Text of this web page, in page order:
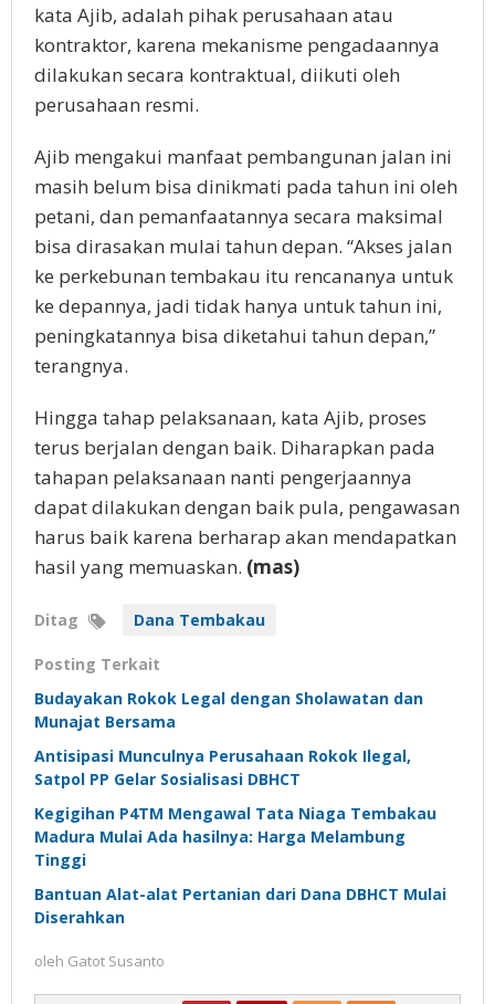
kata Ajib, adalah pihak perusahaan atau
kontraktor, karena mekanisme pengadaannya
dilakukan secara kontraktual, diikuti oleh
perusahaan resmi.
Ajib mengakui manfaat pembangunan jalan ini
masih belum bisa dinikmati pada tahun ini oleh
petani, dan pemanfaatannya secara maksimal
bisa dirasakan mulai tahun depan. “Akses jalan
ke perkebunan tembakau itu rencananya untuk
ke depannya, jadi tidak hanya untuk tahun ini,
peningkatannya bisa diketahui tahun depan,”
terangnya.
Hingga tahap pelaksanaan, kata Ajib, proses
terus berjalan dengan baik. Diharapkan pada
tahapan pelaksanaan nanti pengerjaannya
dapat dilakukan dengan baik pula, pengawasan
harus baik karena berharap akan mendapatkan
hasil yang memuaskan. (mas)
Ditag Dana Tembakau
Posting Terkait
Budayakan Rokok Legal dengan Sholawatan dan
Munajat Bersama
Antisipasi Munculnya Perusahaan Rokok Ilegal,
Satpol PP Gelar Sosialisasi DBHCT
Kegigihan P4TM Mengawal Tata Niaga Tembakau
Madura Mulai Ada hasilnya: Harga Melambung
Tinggi
Bantuan Alat-alat Pertanian dari Dana DBHCT Mulai
Diserahkan
oleh Gatot Susanto